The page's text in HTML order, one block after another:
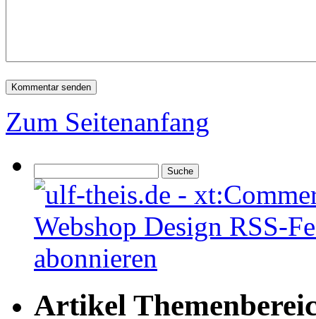
Zum Seitenanfang
Artikel